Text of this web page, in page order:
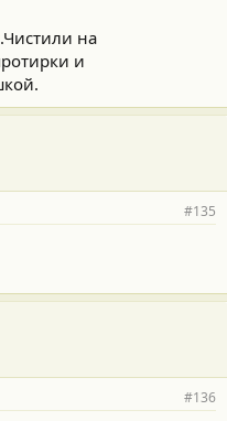
.Чистили на
и
#135
#136